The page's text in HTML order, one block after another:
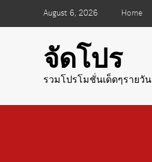
August 6, 2026 Home
จัดโปร
รวมโปรโมชั่นเด็ดๆรายวัน